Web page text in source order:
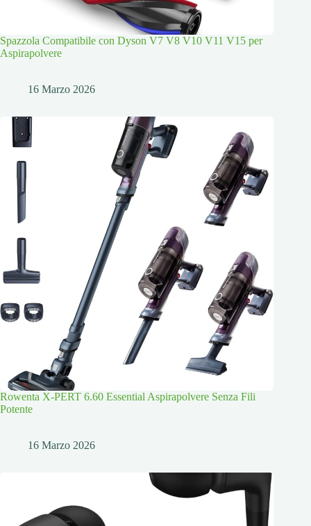
Spazzola Compatibile con Dyson V7 V8 V10 V11 V15 per
Aspirapolvere
16 Marzo 2026
Rowenta X-PERT 6.60 Essential Aspirapolvere Senza Fili
Potente
16 Marzo 2026